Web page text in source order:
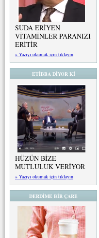
SUDA ERİYEN
VİTAMİNLER PARANIZI
ERİTİR
» Yazıyı okumak için tıklayın
ETİBBA DİYOR Kİ
HÜZÜN BİZE
MUTLULUK VERİYOR
» Yazıyı okumak için tıklayın
DERDİME BİR ÇARE